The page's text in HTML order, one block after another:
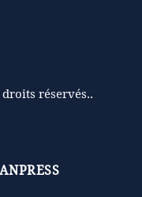
réservés..